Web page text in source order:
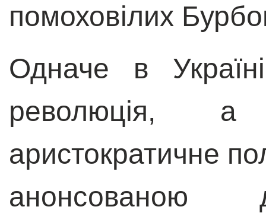
помоховілих
Одначе в
революція, а
аристократичне
анонсованою